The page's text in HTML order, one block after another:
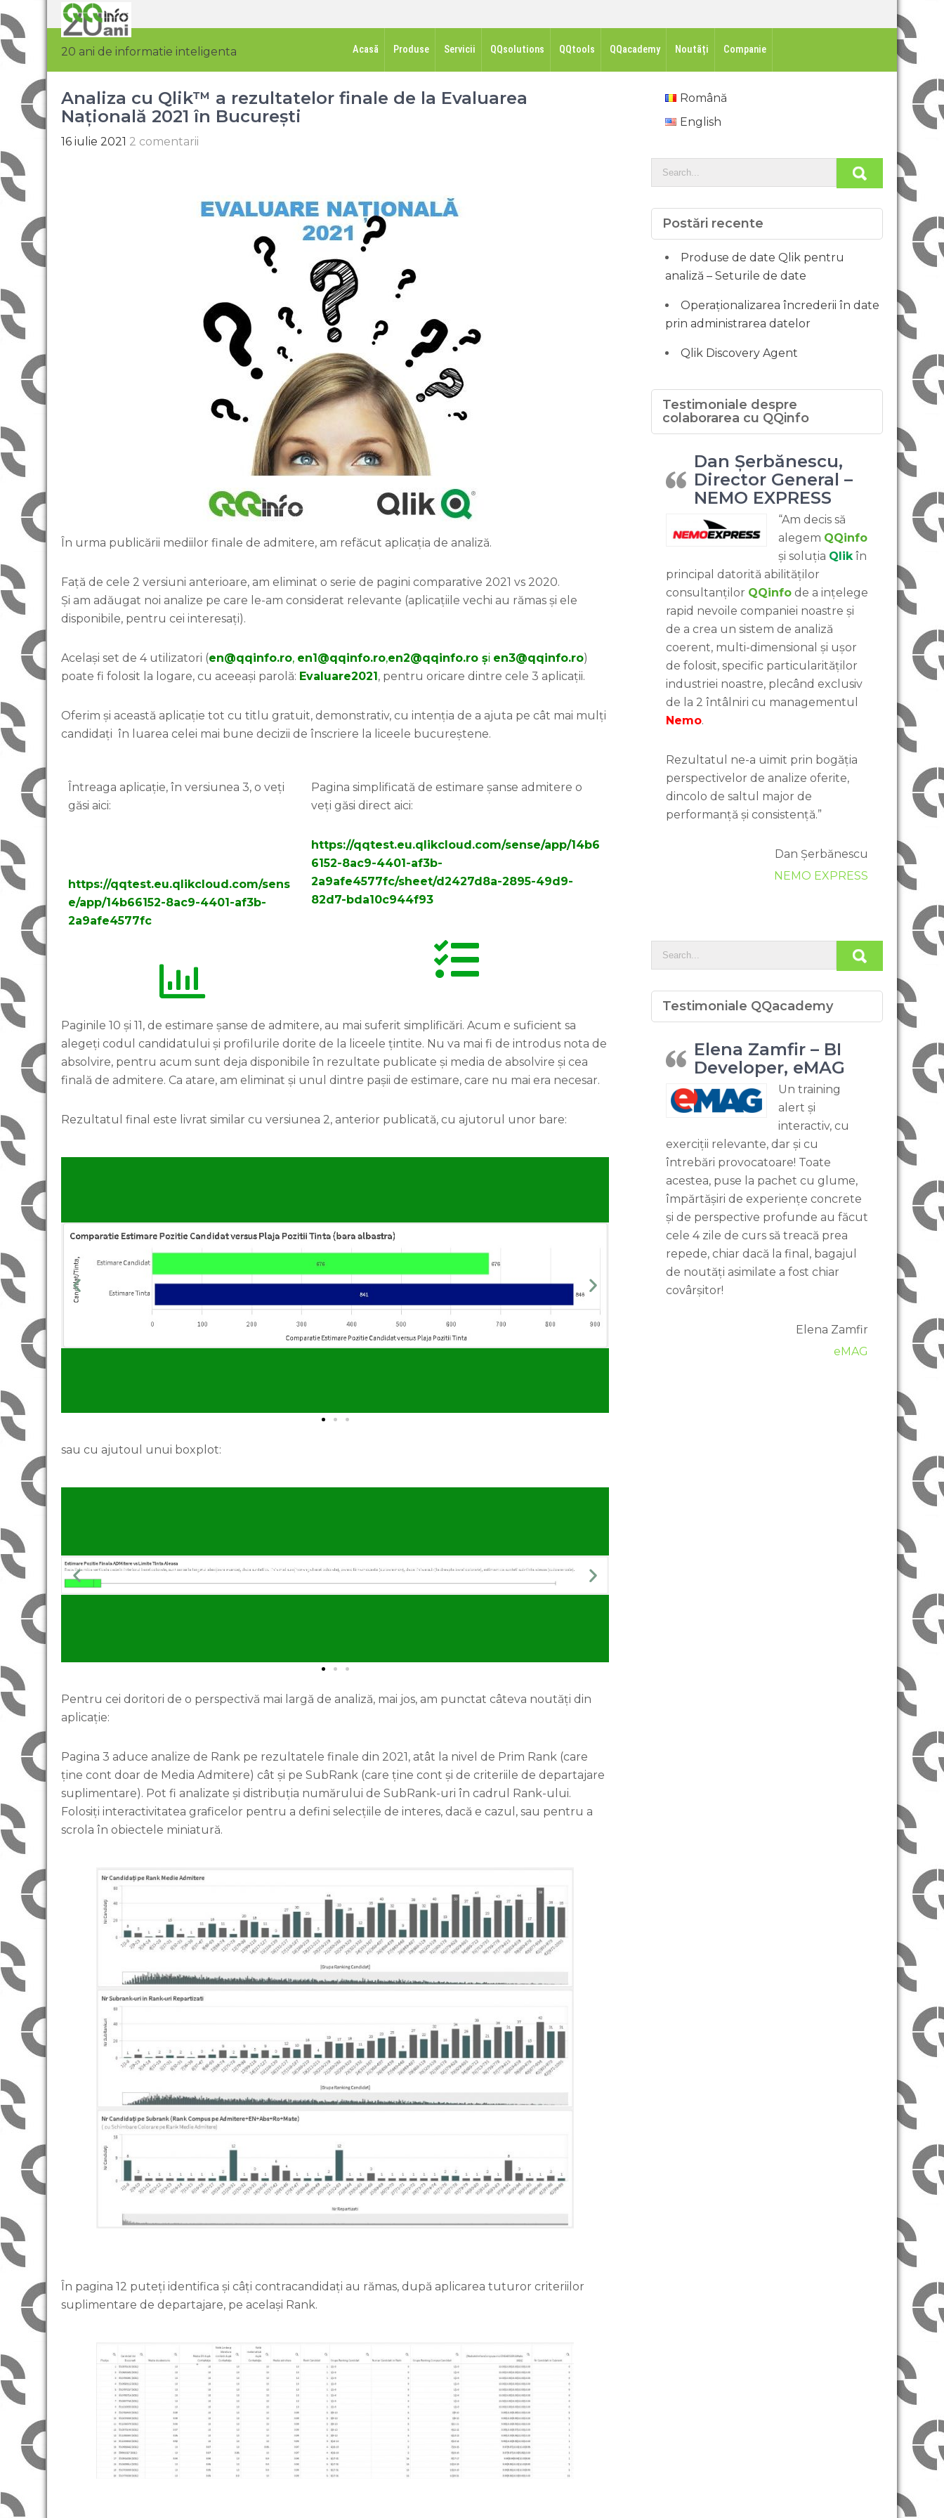
20 ani de informatie inteligenta Acasă Produse Servicii QQsolutions QQtools QQacademy Noutăți Companie
Analiza cu Qlik™ a rezultatelor finale de la Evaluarea
Națională 2021 în București
16 iulie 2021 2 comentarii
În urma publicării mediilor finale de admitere, am refăcut aplicația de analiză.
Față de cele 2 versiuni anterioare, am eliminat o serie de pagini comparative 2021 vs 2020.
Și am adăugat noi analize pe care le-am considerat relevante (aplicațiile vechi au rămas și ele
disponibile, pentru cei interesați).
Același set de 4 utilizatori (en@qqinfo.ro, en1@qqinfo.ro,en2@qqinfo.ro și en3@qqinfo.ro)
poate fi folosit la logare, cu aceeași parolă: Evaluare2021, pentru oricare dintre cele 3 aplicații.
Oferim și această aplicație tot cu titlu gratuit, demonstrativ, cu intenția de a ajuta pe cât mai mulți
candidați în luarea celei mai bune decizii de înscriere la liceele bucureștene.
Întreaga aplicație, în versiunea 3, o veți
găsi aici:
https://qqtest.eu.qlikcloud.com/sens
e/app/14b66152-8ac9-4401-af3b-
2a9afe4577fc
Pagina simplificată de estimare șanse admitere o
veți găsi direct aici:
https://qqtest.eu.qlikcloud.com/sense/app/14b6
6152-8ac9-4401-af3b-
2a9afe4577fc/sheet/d2427d8a-2895-49d9-
82d7-bda10c944f93
Paginile 10 și 11, de estimare șanse de admitere, au mai suferit simplificări. Acum e suficient sa
alegeți codul candidatului și profilurile dorite de la liceele țintite. Nu va mai fi de introdus nota de
absolvire, pentru acum sunt deja disponibile în rezultate publicate și media de absolvire și cea
finală de admitere. Ca atare, am eliminat și unul dintre pașii de estimare, care nu mai era necesar.
Rezultatul final este livrat similar cu versiunea 2, anterior publicată, cu ajutorul unor bare:
Țintit
sau cu ajutoul unui boxplot:
prea sus !
Pentru cei doritori de o perspectivă mai largă de analiză, mai jos, am punctat câteva noutăți din
aplicație:
Pagina 3 aduce analize de Rank pe rezultatele finale din 2021, atât la nivel de Prim Rank (care
ține cont doar de Media Admitere) cât și pe SubRank (care ține cont și de criteriile de departajare
suplimentare). Pot fi analizate și distribuția numărului de SubRank-uri în cadrul Rank-ului.
Folosiți interactivitatea graficelor pentru a defini selecțiile de interes, dacă e cazul, sau pentru a
scrola în obiectele miniatură.
În pagina 12 puteți identifica și câți contracandidați au rămas, după aplicarea tuturor criteriilor
suplimentare de departajare, pe același Rank.
Română
English
Postări recente
Produse de date Qlik pentru
analiză – Seturile de date
Operaționalizarea încrederii în date
prin administrarea datelor
Qlik Discovery Agent
Testimoniale despre
colaborarea cu QQinfo
Dan Șerbănescu,
Director General –
NEMO EXPRESS
“Am decis să
alegem QQinfo
și soluția Qlikîn
principal datorită abilităților
consultanților QQinfo de a ințelege
rapid nevoile companiei noastre și
de a crea un sistem de analiză
coerent, multi-dimensional și ușor
de folosit, specific particularităților
industriei noastre, plecând exclusiv
de la 2 întâlniri cu managementul
Nemo.
Rezultatul ne-a uimit prin bogăția
perspectivelor de analize oferite,
dincolo de saltul major de
performanță și consistență.”
Dan Șerbănescu
NEMO EXPRESS
Testimoniale QQacademy
Elena Zamfir – BI
Developer, eMAG
Un training
alert și
interactiv, cu
exerciții relevante, dar și cu
întrebări provocatoare! Toate
acestea, puse la pachet cu glume,
împărtășiri de experiențe concrete
și de perspective profunde au făcut
cele 4 zile de curs să treacă prea
repede, chiar dacă la final, bagajul
de noutăți asimilate a fost chiar
covârșitor!
Elena Zamfir
eMAG